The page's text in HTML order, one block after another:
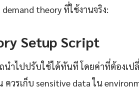
theory ที่ใช้งานจริง:
Setup Script
นำไปปรับใช้ได้ทันที โดยค่าที่ต้องเป
วรเก็บ sensitive data ใน